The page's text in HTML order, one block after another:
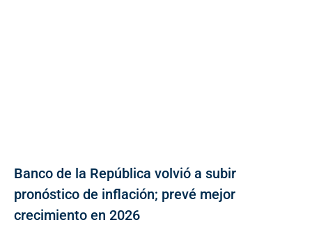
Banco de la República volvió a subir
pronóstico de inflación; prevé mejor
crecimiento en 2026